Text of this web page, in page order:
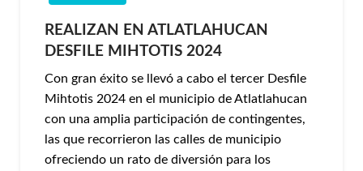
REALIZAN EN ATLATLAHUCAN
DESFILE MIHTOTIS 2024
Con gran éxito se llevó a cabo el tercer Desfile
Mihtotis 2024 en el municipio de Atlatlahucan
con una amplia participación de contingentes,
las que recorrieron las calles de municipio
ofreciendo un rato de diversión para los